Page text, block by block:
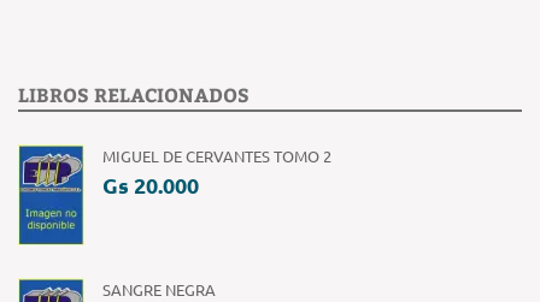
LIBROS RELACIONADOS
MIGUEL DE CERVANTES TOMO 2
Gs 20.000
SANGRE NEGRA